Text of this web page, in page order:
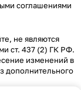
соглашениями
не являются
ст. 437 (2) ГК РФ.
изменений в
дополнительного